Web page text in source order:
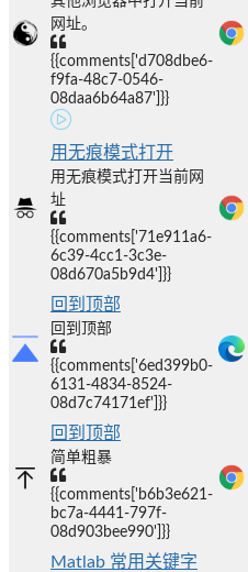
网址。
{{comments['d708dbe6-
f9fa-48c7-0546-
08daa6b64a87']}}
用无痕模式打开
用无痕模式打开当前网
址
{{comments['71e911a6-
6c39-4cc1-3c3e-
08d670a5b9d4']}}
回到顶部
回到顶部
{{comments['6ed399b0-
6131-4834-8524-
08d7c74171ef']}}
回到顶部
简单粗暴
{{comments['b6b3e621-
bc7a-4441-797f-
08d903bee990']}}
Matlab 常用关键字